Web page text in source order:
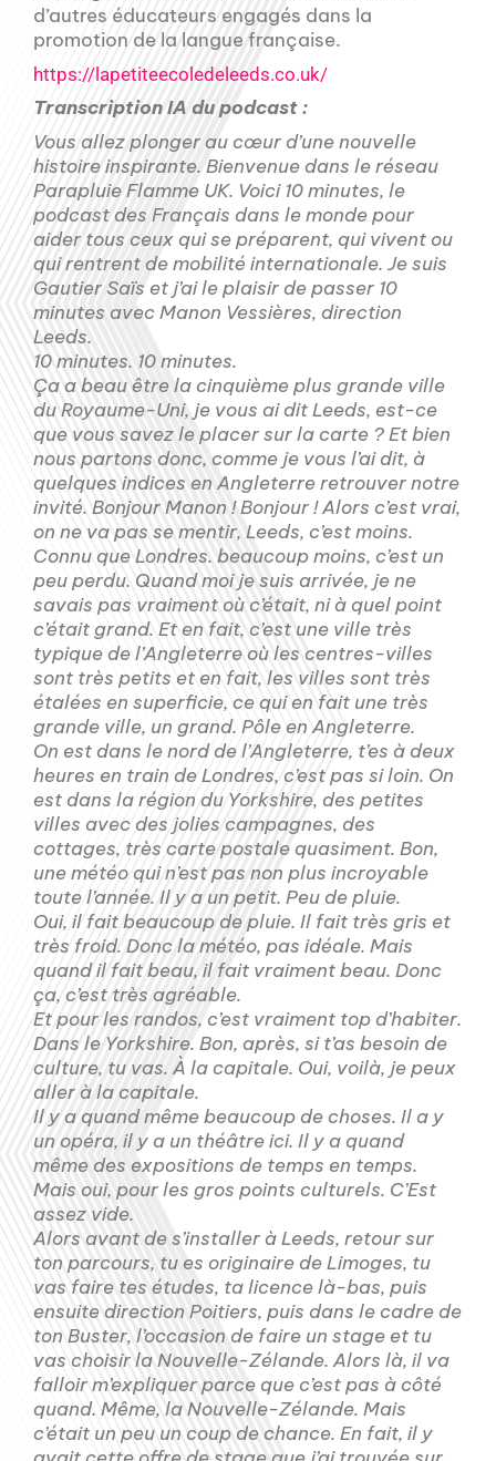
d’autres éducateurs engagés dans la
promotion de la langue française.
https://lapetiteecoledeleeds.co.uk/
Transcription IA du podcast :
Vous allez plonger au cœur d’une nouvelle
histoire inspirante. Bienvenue dans le réseau
Parapluie Flamme UK. Voici 10 minutes, le
podcast des Français dans le monde pour
aider tous ceux qui se préparent, qui vivent ou
qui rentrent de mobilité internationale. Je suis
Gautier Saïs et j’ai le plaisir de passer 10
minutes avec Manon Vessières, direction
Leeds.
10 minutes. 10 minutes.
Ça a beau être la cinquième plus grande ville
du Royaume-Uni, je vous ai dit Leeds, est-ce
que vous savez le placer sur la carte ? Et bien
nous partons donc, comme je vous l’ai dit, à
quelques indices en Angleterre retrouver notre
invité. Bonjour Manon ! Bonjour ! Alors c’est vrai,
on ne va pas se mentir, Leeds, c’est moins.
Connu que Londres. beaucoup moins, c’est un
peu perdu. Quand moi je suis arrivée, je ne
savais pas vraiment où c’était, ni à quel point
c’était grand. Et en fait, c’est une ville très
typique de l’Angleterre où les centres-villes
sont très petits et en fait, les villes sont très
étalées en superficie, ce qui en fait une très
grande ville, un grand. Pôle en Angleterre.
On est dans le nord de l’Angleterre, t’es à deux
heures en train de Londres, c’est pas si loin. On
est dans la région du Yorkshire, des petites
villes avec des jolies campagnes, des
cottages, très carte postale quasiment. Bon,
une météo qui n’est pas non plus incroyable
toute l’année. Il y a un petit. Peu de pluie.
Oui, il fait beaucoup de pluie. Il fait très gris et
très froid. Donc la météo, pas idéale. Mais
quand il fait beau, il fait vraiment beau. Donc
ça, c’est très agréable.
Et pour les randos, c’est vraiment top d’habiter.
Dans le Yorkshire. Bon, après, si t’as besoin de
culture, tu vas. À la capitale. Oui, voilà, je peux
aller à la capitale.
Il y a quand même beaucoup de choses. Il a y
un opéra, il y a un théâtre ici. Il y a quand
même des expositions de temps en temps.
Mais oui, pour les gros points culturels. C’Est
assez vide.
Alors avant de s’installer à Leeds, retour sur
ton parcours, tu es originaire de Limoges, tu
vas faire tes études, ta licence là-bas, puis
ensuite direction Poitiers, puis dans le cadre de
ton Buster, l’occasion de faire un stage et tu
vas choisir la Nouvelle-Zélande. Alors là, il va
falloir m’expliquer parce que c’est pas à côté
quand. Même, la Nouvelle-Zélande. Mais
c’était un peu un coup de chance. En fait, il y